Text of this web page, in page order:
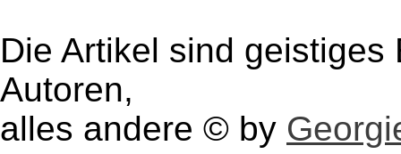
Die Artikel sind
Autoren,
alles andere © by